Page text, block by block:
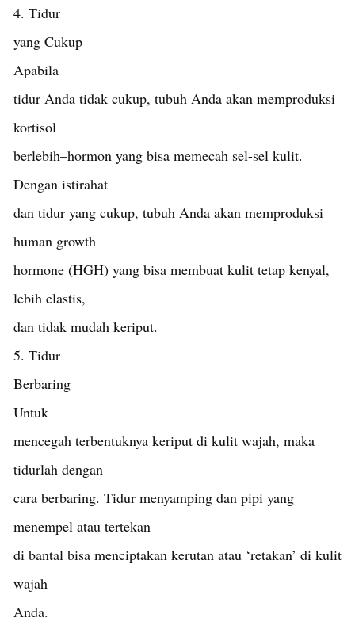
4. Tidur
yang Cukup
Apabila
tidur Anda tidak cukup, tubuh Anda akan memproduksi
kortisol
berlebih–hormon yang bisa memecah sel-sel kulit.
Dengan istirahat
dan tidur yang cukup, tubuh Anda akan memproduksi
human growth
hormone (HGH) yang bisa membuat kulit tetap kenyal,
lebih elastis,
dan tidak mudah keriput.
5. Tidur
Berbaring
Untuk
mencegah terbentuknya keriput di kulit wajah, maka
tidurlah dengan
cara berbaring. Tidur menyamping dan pipi yang
menempel atau tertekan
di bantal bisa menciptakan kerutan atau ‘retakan’ di kulit
wajah
Anda.